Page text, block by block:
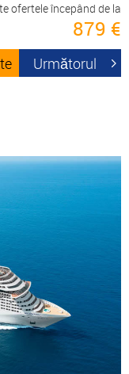
ofertele începând de la
879 €
Următorul